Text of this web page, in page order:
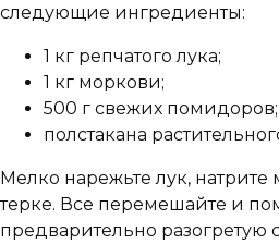
следующие ингредиенты:
1 кг репчатого лука;
1 кг моркови;
500 г свежих помидоров;
полстакана
Мелко нарежьте лук,
терке. Все перемешайте и
предварительно разогретую